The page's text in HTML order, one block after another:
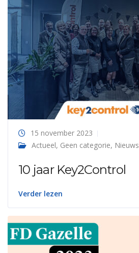
15 november 2023
Actueel, Geen categorie, Nieuws
10 jaar Key2Control
Verder lezen